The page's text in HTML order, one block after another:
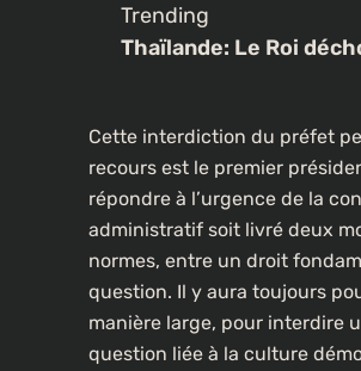
Trending
Thaïlande: Le Roi
Cette interdiction du préfet
recours est le premier
répondre à l’urgence de la
administratif soit livré deux
normes, entre un droit
question. Il y aura toujours
manière large, pour interdire
question liée à la culture
CULTURE
Un portrait
les rues de
1 an ago